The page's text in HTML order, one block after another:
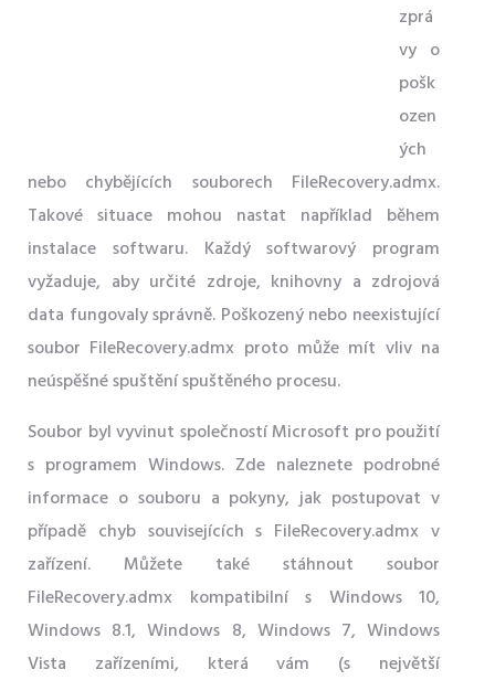
zprá
vy o
pošk
ozen
ých
nebo chybějících souborech FileRecovery.admx.
Takové situace mohou nastat například během
instalace softwaru. Každý softwarový program
vyžaduje, aby určité zdroje, knihovny a zdrojová
data fungovaly správně. Poškozený nebo neexistující
soubor FileRecovery.admx proto může mít vliv na
neúspěšné spuštění spuštěného procesu.
Soubor byl vyvinut společností Microsoft pro použití
s ​​programem Windows. Zde naleznete podrobné
informace o souboru a pokyny, jak postupovat v
případě chyb souvisejících s FileRecovery.admx v
zařízení. Můžete také stáhnout soubor
FileRecovery.admx kompatibilní s Windows 10,
Windows 8.1, Windows 8, Windows 7, Windows
Vista zařízeními, která vám (s největší